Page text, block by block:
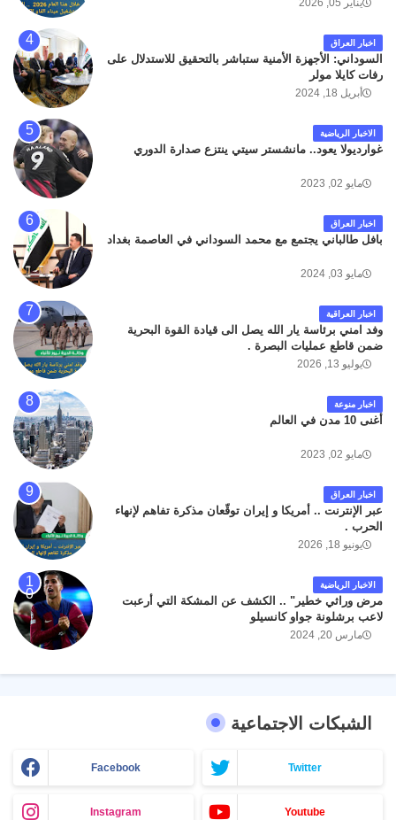
يناير 05, 2026
اخبار العراق
السوداني: الأجهزة الأمنية ستباشر بالتحقيق للاستدلال على
رفات كايلا مولر
أبريل 18, 2024
الاخبار الرياضية
غوارديولا يعود.. مانشستر سيتي ينتزع صدارة الدوري
مايو 02, 2023
اخبار العراق
بافل طالباني يجتمع مع محمد السوداني في العاصمة بغداد
مايو 03, 2024
اخبار العراقية
وفد امني برئاسة يار الله يصل الى قيادة القوة البحرية
ضمن قاطع عمليات البصرة .
يوليو 13, 2026
اخبار منوعة
أغنى 10 مدن في العالم
مايو 02, 2023
اخبار العراق
عبر الإنترنت .. أمريكا و إيران توقّعان مذكرة تفاهم لإنهاء
الحرب .
يونيو 18, 2026
الاخبار الرياضية
مرض وراثي خطير" .. الكشف عن المشكة التي أرعبت
لاعب برشلونة جواو كانسيلو
مارس 20, 2024
الشبكات الاجتماعية
Facebook Twitter
Instagram Youtube